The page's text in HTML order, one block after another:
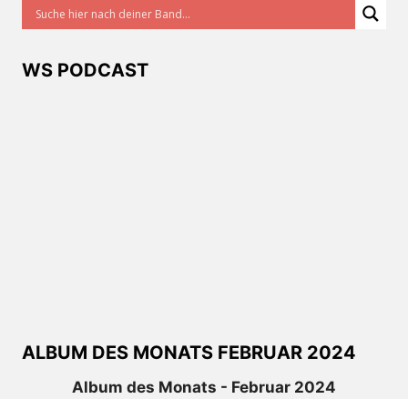
WS PODCAST
ALBUM DES MONATS FEBRUAR 2024
Album des Monats - Februar 2024